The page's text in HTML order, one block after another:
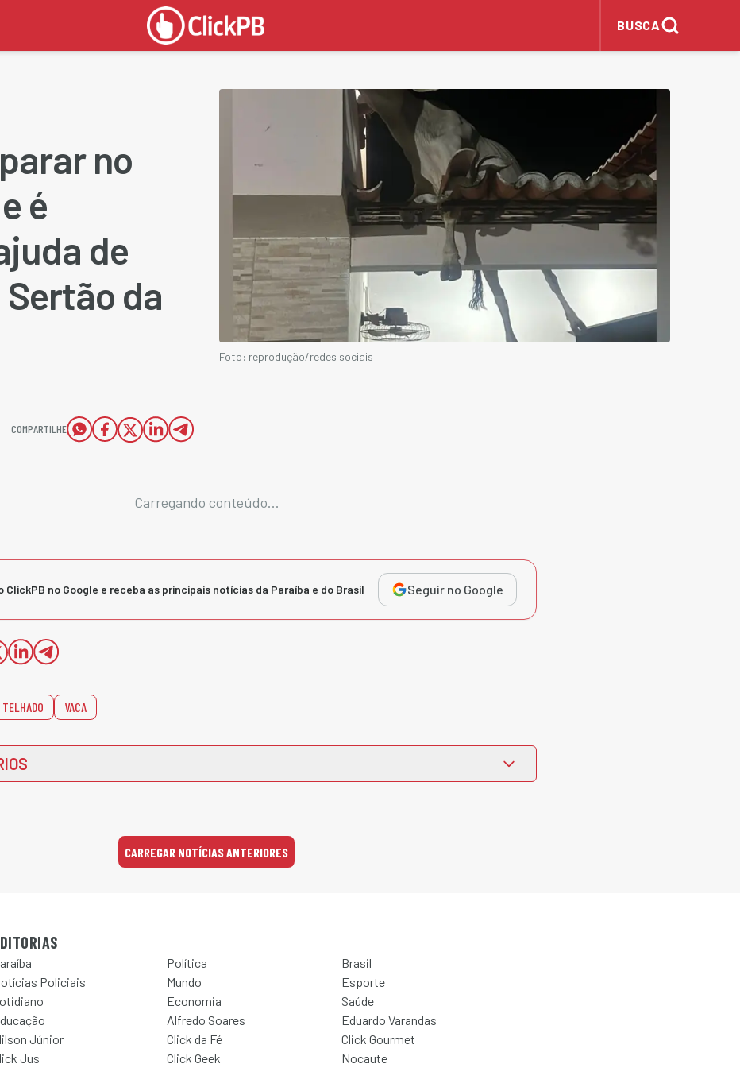
BUSCA
no
é
de
da
COMPARTILHE
Foto: reprodução/redes sociais
Carregando conteúdo...
ClickPB no Google e receba as principais notícias da Paraíba e do Brasil Seguir no Google
TELHADO VACA
CARREGAR NOTÍCIAS ANTERIORES
Política
Brasil
Policiais
Mundo
Esporte
Economia
Saúde
Alfredo Soares
Eduardo Varandas
Júnior
Click da Fé
Click Gourmet
Jus
Click Geek Nocaute